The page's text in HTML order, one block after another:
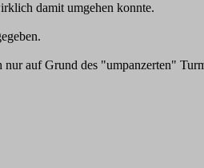
damit umgehen konnte.
auf Grund des "umpanzerten"